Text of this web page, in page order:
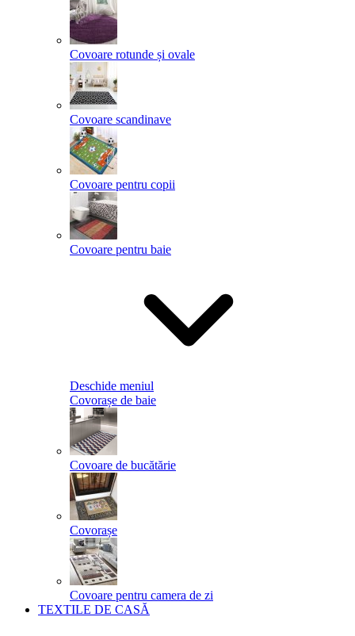
Covoare rotunde și ovale
Covoare scandinave
Covoare pentru copii
Covoare pentru baie
Deschide meniul
Covorașe de baie
Covoare de bucătărie
Covorașe
Covoare pentru camera de zi
TEXTILE DE CASĂ